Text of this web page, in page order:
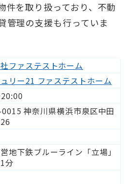
件を取り扱っており、不動
管理の支援も行っていま
ファステストホーム
リー21 ファステストホーム
神奈川県横浜市泉区中田
地下鉄ブルーライン「立場」
分